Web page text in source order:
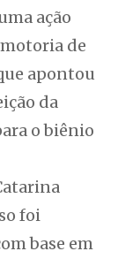
ação
de
apontou
da
o biênio
foi
base em